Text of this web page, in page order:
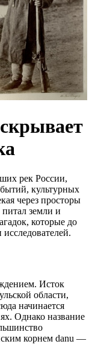
рек России,
культурных
через просторы
земли и
которые до
Исток
области,
начинается
Однако название
корнем danu —